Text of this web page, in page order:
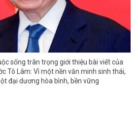
sống trân trọng giới thiệu bài viết của
Tô Lâm: Vì một nền văn minh sinh thái,
đại dương hòa bình, bền vững